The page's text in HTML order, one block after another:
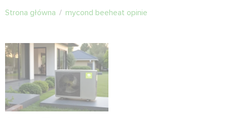
Strona główna / mycond beeheat opinie